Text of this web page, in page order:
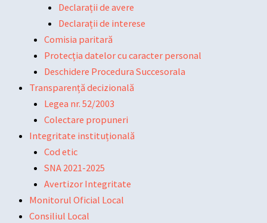
Declarații de avere
Declarații de interese
Comisia paritară
Protecția datelor cu caracter personal
Deschidere Procedura Succesorala
Transparență decizională
Legea nr. 52/2003
Colectare propuneri
Integritate instituțională
Cod etic
SNA 2021-2025
Avertizor Integritate
Monitorul Oficial Local
Consiliul Local